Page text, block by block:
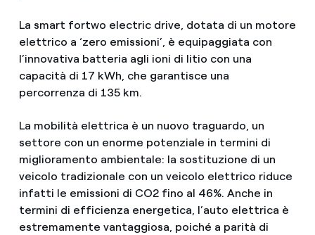
La smart fortwo electric drive, dotata di un motore
elettrico a ‘zero emissioni’, è equipaggiata con
l’innovativa batteria agli ioni di litio con una
capacità di 17 kWh, che garantisce una
percorrenza di 135 km.
La mobilità elettrica è un nuovo traguardo, un
settore con un enorme potenziale in termini di
miglioramento ambientale: la sostituzione di un
veicolo tradizionale con un veicolo elettrico riduce
infatti le emissioni di CO2 fino al 46%. Anche in
termini di efficienza energetica, l’auto elettrica è
estremamente vantaggiosa, poiché a parità di